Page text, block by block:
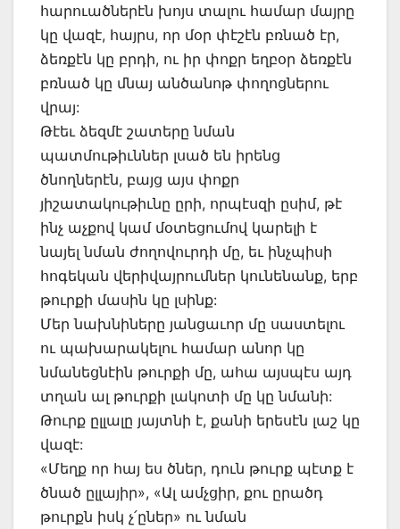
հարուածներէն խոյս տալու համար մայրը
կը վազէ, հայրս, որ մօր փէշէն բռնած էր,
ձեռքէն կը բրդի, ու իր փոքր եղբօր ձեռքէն
բռնած կը մնայ անծանոթ փողոցներու
վրայ:
Թէեւ ձեզմէ շատերը նման
պատմութիւններ լսած են իրենց
ծնողներէն, բայց այս փոքր
յիշատակութիւնը ըրի, որպէսզի ըսիմ, թէ
ինչ աչքով կամ մօտեցումով կարելի է
նայել նման ժողովուրդի մը, եւ ինչպիսի
հոգեկան վերիվայրումներ կունենանք, երբ
թուրքի մասին կը լսինք:
Մեր նախնիները յանցաւոր մը սաստելու
ու պախարակելու համար անոր կը
նմանեցնէին թուրքի մը, ահա այսպէս այդ
տղան ալ թուրքի լակոտի մը կը նմանի:
Թուրք ըլլալը յայտնի է, քանի երեսէն լաշ կը
վազէ:
«Մեղք որ հայ ես ծներ, դուն թուրք պէտք է
ծնած ըլլայիր», «Ալ ամչցիր, քու ըրածդ
թուրքն իսկ չ՛ըներ» ու նման